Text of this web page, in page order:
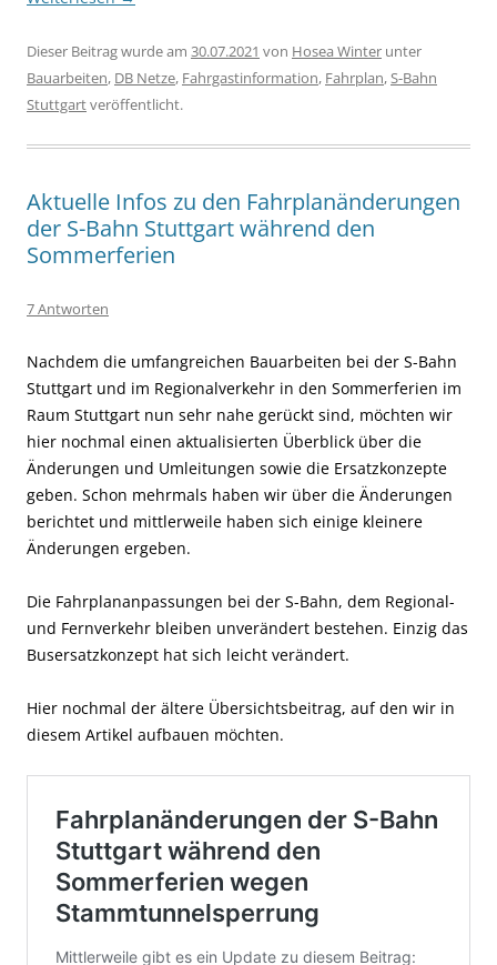
Dieser Beitrag wurde am 30.07.2021 von Hosea Winter unter
Bauarbeiten, DB Netze, Fahrgastinformation, Fahrplan,S-Bahn
Stuttgartveröffentlicht.
Aktuelle Infos zu den Fahrplanänderungen
der S-Bahn Stuttgart während den
Sommerferien
7 Antworten
Nachdem die umfangreichen Bauarbeiten bei der S-Bahn
Stuttgart und im Regionalverkehr in den Sommerferien im
Raum Stuttgart nun sehr nahe gerückt sind, möchten wir
hier nochmal einen aktualisierten Überblick über die
Änderungen und Umleitungen sowie die Ersatzkonzepte
geben. Schon mehrmals haben wir über die Änderungen
berichtet und mittlerweile haben sich einige kleinere
Änderungen ergeben.
Die Fahrplananpassungen bei der S-Bahn, dem Regional-
und Fernverkehr bleiben unverändert bestehen. Einzig das
Busersatzkonzept hat sich leicht verändert.
Hier nochmal der ältere Übersichtsbeitrag, auf den wir in
diesem Artikel aufbauen möchten.